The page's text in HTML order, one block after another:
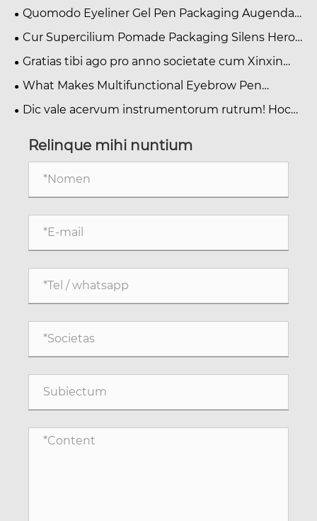
Essentiale et Cur Negotium in Modern Cosmetics
Industry
Quomodo Eyeliner Gel Pen Packaging Augendae
Pulchritudo Product Appellatio?
Cur Supercilium Pomade Packaging Silens Hero
of Your Brand?
Gratias tibi ago pro anno societate cum Xinxin
Packaging.
What Makes Multifunctional Eyebrow Pen
Packaging Essential for Beauty Brands?
Dic vale acervum instrumentorum rutrum! Hoc
penicillo permittit vel incipientium naturaliter
definita supercilia consequi.
Relinque mihi nuntium